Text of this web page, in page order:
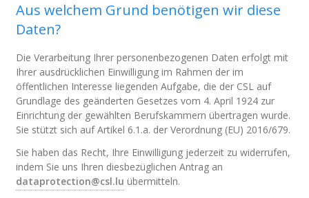
Aus welchem Grund benötigen wir diese
Daten?
Die Verarbeitung Ihrer personenbezogenen Daten erfolgt mit
Ihrer ausdrücklichen Einwilligung im Rahmen der im
öffentlichen Interesse liegenden Aufgabe, die der CSL auf
Grundlage des geänderten Gesetzes vom 4. April 1924 zur
Einrichtung der gewählten Berufskammern übertragen wurde.
Sie stützt sich auf Artikel 6.1.a. der Verordnung (EU) 2016/679.
Sie haben das Recht, Ihre Einwilligung jederzeit zu widerrufen,
indem Sie uns Ihren diesbezüglichen Antrag an
dataprotection@csl.lu übermitteln.